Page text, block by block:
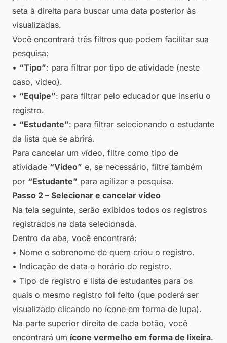
seta à direita para buscar uma data posterior às
visualizadas.
Você encontrará três filtros que podem facilitar sua
pesquisa:
• “Tipo”: para filtrar por tipo de atividade (neste
caso, vídeo).
• “Equipe”: para filtrar pelo educador que inseriu o
registro.
• “Estudante”: para filtrar selecionando o estudante
da lista que se abrirá.
Para cancelar um vídeo, filtre como tipo de
atividade “Vídeo” e, se necessário, filtre também
por “Estudante” para agilizar a pesquisa.
Passo 2 – Selecionar e cancelar vídeo
Na tela seguinte, serão exibidos todos os registros
registrados na data selecionada.
Dentro da aba, você encontrará:
• Nome e sobrenome de quem criou o registro.
• Indicação de data e horário do registro.
• Tipo de registro e lista de estudantes para os
quais o mesmo registro foi feito (que poderá ser
visualizado clicando no ícone em forma de lupa).
Na parte superior direita de cada botão, você
encontrará um ícone vermelho em forma de lixeira.